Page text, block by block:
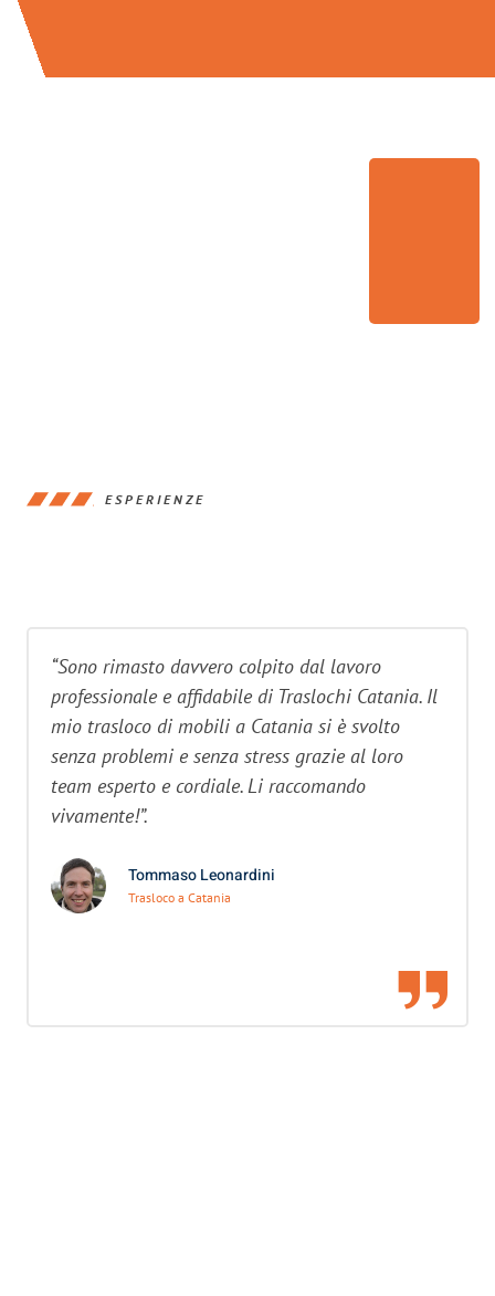
ESPERIENZE
“Sono rimasto davvero colpito dal lavoro
professionale e affidabile di Traslochi Catania. Il
mio trasloco di mobili a Catania si è svolto
senza problemi e senza stress grazie al loro
team esperto e cordiale. Li raccomando
vivamente!”.
Tommaso Leonardini
Trasloco a Catania